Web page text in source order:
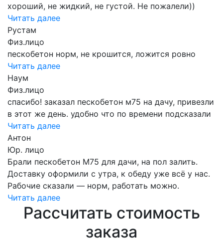
хороший, не жидкий, не густой. Не пожалели))
Читать далее
Рустам
Физ.лицо
пескобетон норм, не крошится, ложится ровно
Читать далее
Наум
Физ.лицо
спасибо! заказал пескобетон м75 на дачу, привезли
в этот же день. удобно что по времени подсказали
Читать далее
Антон
Юр. лицо
Брали пескобетон М75 для дачи, на пол залить.
Доставку оформили с утра, к обеду уже всё у нас.
Рабочие сказали — норм, работать можно.
Читать далее
Рассчитать стоимость
заказа